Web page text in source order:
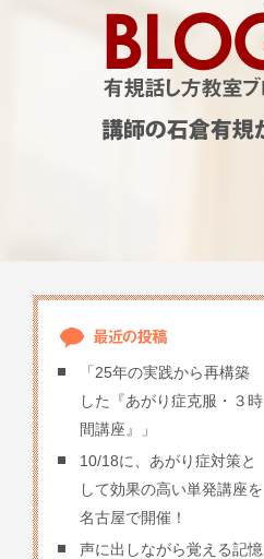
「25年の実践から再構築
した『あがり症克服・３時
間講座』」
10/18に、あがり症対策と
して効果の高い単発講座を
名古屋で開催！
声に出しながら覚える記憶